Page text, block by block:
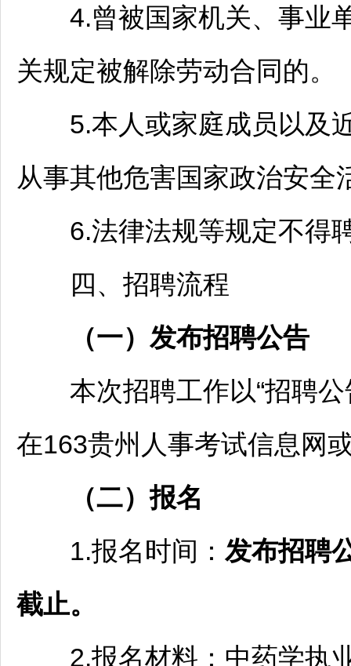
4.曾被国家机关、 事业
关规定被解除劳动合同的。
5.本人或家庭成员以及近
从事其他危害国家政治安全
6.法律法规等规定不得
四、 招聘流程
（一）发布招聘公告
本次招聘工作以“招聘公
在163贵州人事考试信息网
（二）报名
1.报名时间： 发布招聘
截止。
2.报名材料：中药学执业